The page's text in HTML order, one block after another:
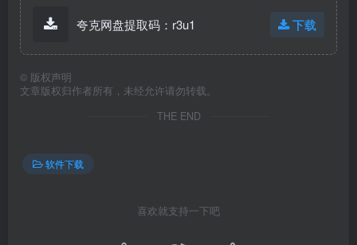
夸克网盘提取码：r3u1 下载
© 版权声明
文章版权归作者所有，未经允许请勿转载。
THE END
软件下载
喜欢就支持一下吧